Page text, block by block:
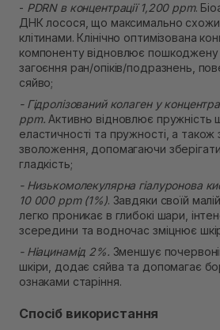
- PDRN в концентрації 1,200 ppm.
ДНК лосося, що максимально
клітинами. Клінічно оптимізована
компоненту відновлює пошкоджену
загоєння ран/опіків/подразнень,
сяйво;
- Гідролізований колаген у
ppm. Активно відновлює пружність
еластичності та пружності, а також
зволоження, допомагаючи зберігати
гладкість;
- Низькомолекулярна гіалуронова
10 000 ppm (1%). Завдяки своїй
легко проникає в глибокі шари,
зсередини та водночас зміцнює
- Ніацинамід 2%. Зменшує
шкіри, додає сяйва та допомагає
ознаками старіння.
Спосіб використання